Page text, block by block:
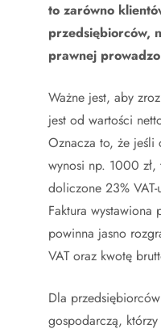
to zarówno
przedsiębiorców,
prawnej
Ważne jest, aby
jest od wartości
Oznacza to, że jeśli
wynosi np. 1000
doliczone 23%
Faktura wystawiona
powinna jasno
VAT oraz kwotę
Dla
gospodarczą,